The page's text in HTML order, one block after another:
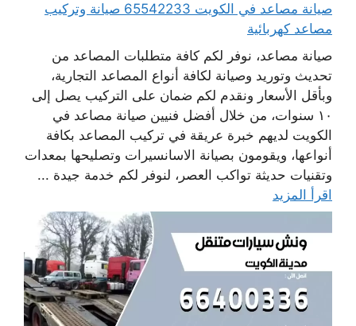
صيانة مصاعد في الكويت 65542233 صيانة وتركيب
مصاعد كهربائية
صيانة مصاعد، نوفر لكم كافة متطلبات المصاعد من
تحديث وتوريد وصيانة لكافة أنواع المصاعد التجارية،
وبأقل الأسعار ونقدم لكم ضمان على التركيب يصل إلى
١٠ سنوات، من خلال أفضل فنيين صيانة مصاعد في
الكويت لديهم خبرة عريقة في تركيب المصاعد بكافة
أنواعها، ويقومون بصيانة الاسانسيرات وتصليحها بمعدات
وتقنيات حديثة تواكب العصر، لنوفر لكم خدمة جيدة ...
اقرأ المزيد